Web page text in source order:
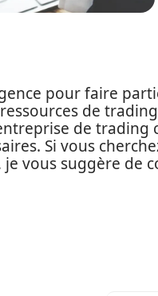
pour faire
de
de
Si vous
vous suggère de